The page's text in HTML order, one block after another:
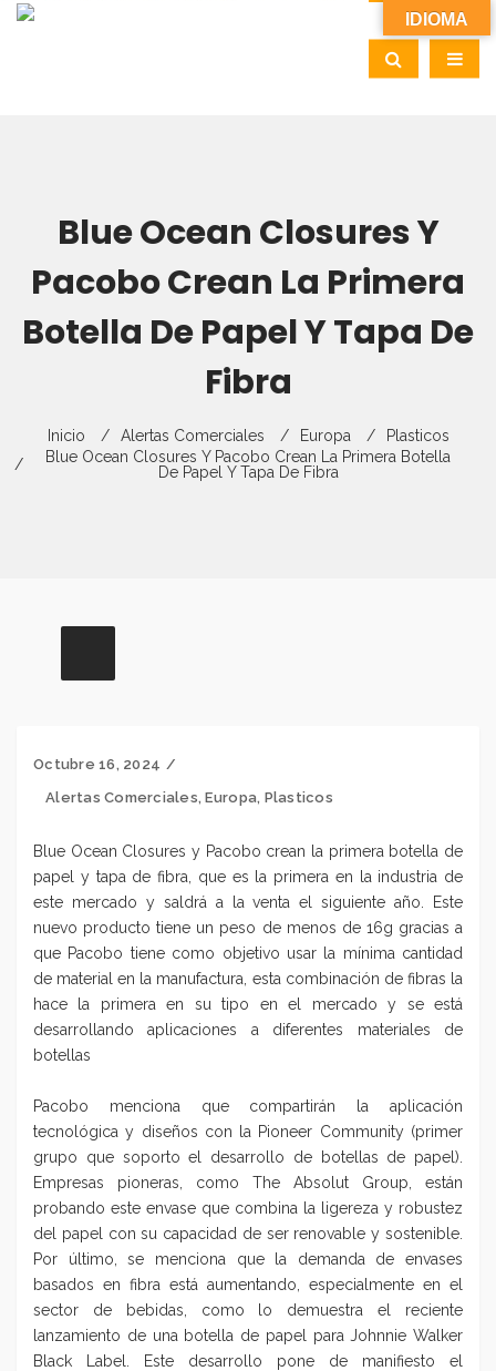
Blue Ocean Closures Y
Pacobo Crean La Primera
Botella De Papel Y Tapa De
Fibra
Inicio Alertas Comerciales Europa
Plasticos
Blue Ocean Closures Y Pacobo Crean La Primera Botella
De Papel Y Tapa De Fibra
Octubre 16, 2024
Alertas Comerciales,Europa, Plasticos
Blue Ocean Closures y Pacobo crean la primera botella de
papel y tapa de fibra, que es la primera en la industria de
este mercado y saldrá a la venta el siguiente año. Este
nuevo producto tiene un peso de menos de 16g gracias a
que Pacobo tiene como objetivo usar la mínima cantidad
de material en la manufactura, esta combinación de fibras la
hace la primera en su tipo en el mercado y se está
desarrollando aplicaciones a diferentes materiales de
botellas
Pacobo menciona que compartirán la aplicación
tecnológica y diseños con la Pioneer Community (primer
grupo que soporto el desarrollo de botellas de papel).
Empresas pioneras, como The Absolut Group, están
probando este envase que combina la ligereza y robustez
del papel con su capacidad de ser renovable y sostenible.
Por último, se menciona que la demanda de envases
basados en fibra está aumentando, especialmente en el
sector de bebidas, como lo demuestra el reciente
lanzamiento de una botella de papel para Johnnie Walker
Black Label. Este desarrollo pone de manifiesto el
IDIOMA